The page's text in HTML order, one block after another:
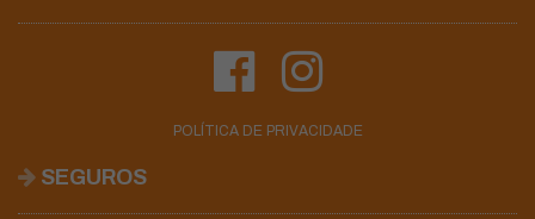
POLÍTICA DE PRIVACIDADE
SEGUROS